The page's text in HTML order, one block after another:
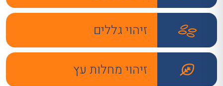
זיהוי גללים
זיהוי מחלות עץ